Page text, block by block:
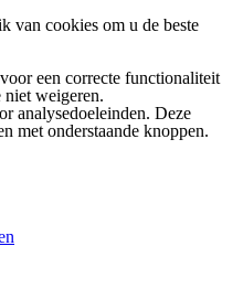
van cookies om u de beste
een correcte functionaliteit
niet weigeren.
analysedoeleinden. Deze
met onderstaande knoppen.